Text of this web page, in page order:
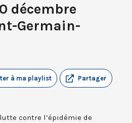
décembre
Germain-
Partager
à ma playlist
contre l’épidémie de